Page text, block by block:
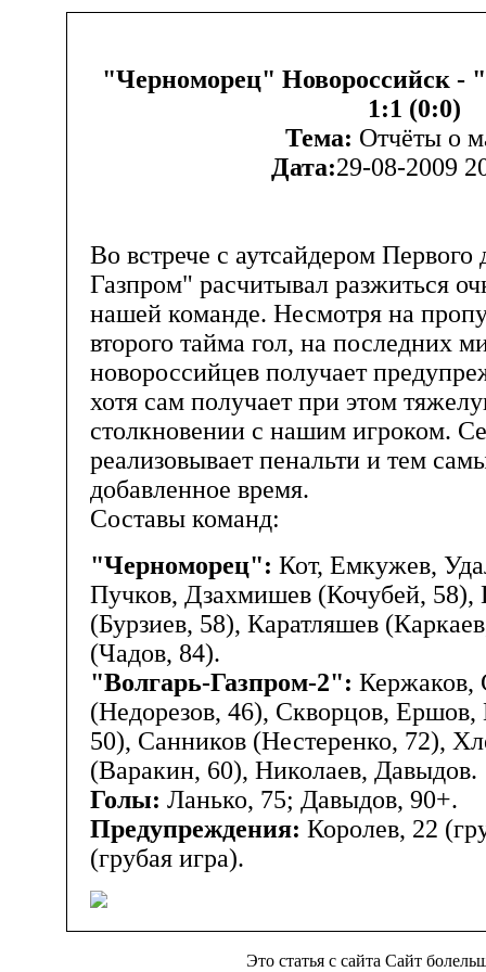
"Черноморец" Новороссийск -
1:1 (0:0)
Тема: Отчёты о
Дата:29-08-2009
Во встрече с аутсайдером
Газпром" расчитывал разжиться
нашей команде. Несмотря на
второго тайма гол, на последних
новороссийцев получает
хотя сам получает при этом
столкновении с нашим игроком.
реализовывает пенальти и тем
добавленное время.
Составы команд:
"Черноморец": Кот, Емкужев,
Пучков, Дзахмишев (Кочубей, 58),
(Бурзиев, 58), Каратляшев
(Чадов, 84).
"Волгарь-Газпром-2": Кержаков,
(Недорезов, 46), Скворцов,
50), Санников (Нестеренко, 72),
(Варакин, 60), Николаев, Давыдов.
Голы: Ланько, 75; Давыдов, 90+.
Предупреждения: Королев, 22
(грубая игра).
Это статья с сайта Сайт